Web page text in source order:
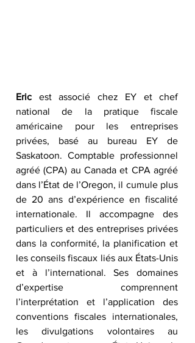
Eric est associé chez EY et chef
national de la pratique fiscale
américaine pour les entreprises
privées, basé au bureau EY de
Saskatoon. Comptable professionnel
agréé (CPA) au Canada et CPA agréé
dans l’État de l’Oregon, il cumule plus
de 20 ans d’expérience en fiscalité
internationale. Il accompagne des
particuliers et des entreprises privées
dans la conformité, la planification et
les conseils fiscaux liés aux États-Unis
et à l’international. Ses domaines
d’expertise comprennent
l’interprétation et l’application des
conventions fiscales internationales,
les divulgations volontaires au